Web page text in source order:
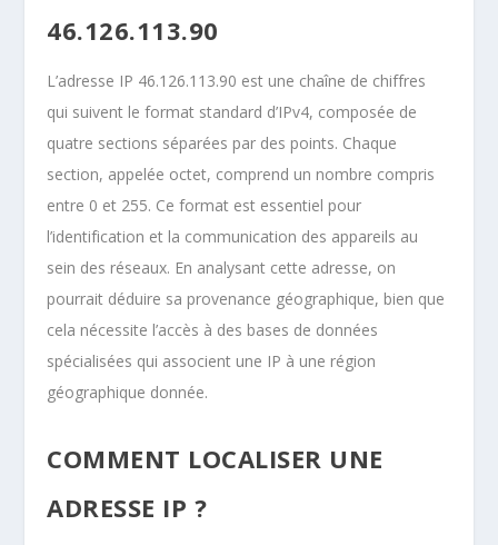
46.126.113.90
L’adresse IP 46.126.113.90 est une chaîne de chiffres
qui suivent le format standard d’IPv4, composée de
quatre sections séparées par des points. Chaque
section, appelée octet, comprend un nombre compris
entre 0 et 255. Ce format est essentiel pour
l’identification et la communication des appareils au
sein des réseaux. En analysant cette adresse, on
pourrait déduire sa provenance géographique, bien que
cela nécessite l’accès à des bases de données
spécialisées qui associent une IP à une région
géographique donnée.
COMMENT LOCALISER UNE
ADRESSE IP ?